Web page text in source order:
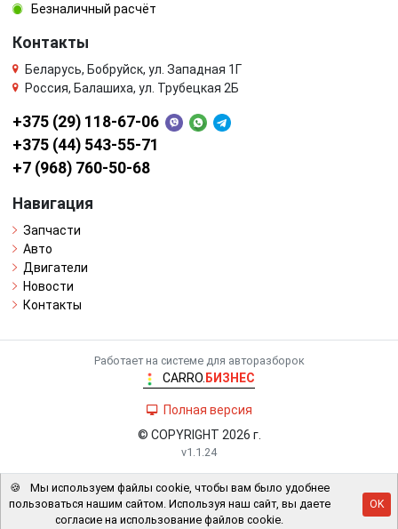
Безналичный расчёт
Контакты
Беларусь, Бобруйск, ул. Западная 1Г
Россия, Балашиха, ул. Трубецкая 2Б
+375 (29) 118-67-06
+375 (44) 543-55-71
+7 (968) 760-50-68
Навигация
Запчасти
Авто
Двигатели
Новости
Контакты
Работает на системе для авторазборок
CARRO. БИЗНЕС
Полная версия
© COPYRIGHT 2026 г.
v1.1.24
🍪
Мы используем файлы cookie, чтобы вам было удобнее
пользоваться нашим сайтом. Используя наш сайт, вы даете
согласие на использование файлов cookie.
OK